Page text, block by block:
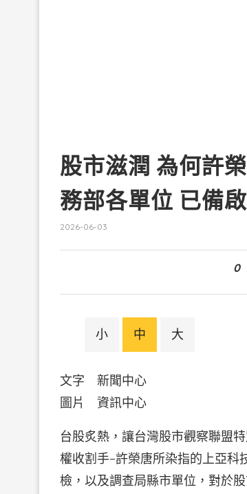
股市滋潤 為何許
務部各單位 已備
2026-06-03
0
小 中 大
文字 新聞中心
圖片 資訊中心
台股炙熱，讓台灣股市觀察聯盟
權收割手–許榮唐所染指的上亞科
檢，以及調查局縣市單位，對於